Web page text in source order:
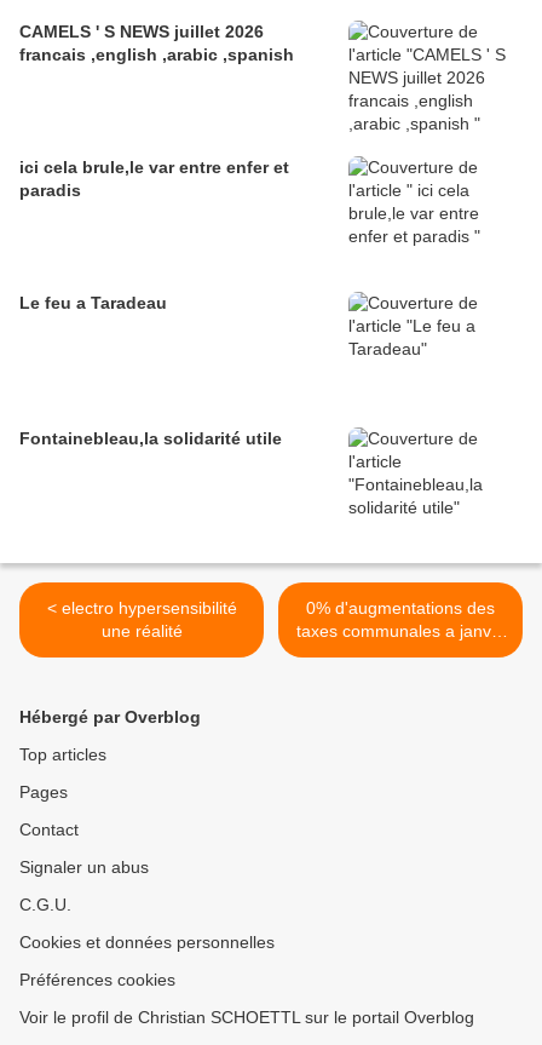
CAMELS ' S NEWS juillet 2026
francais ,english ,arabic ,spanish
ici cela brule,le var entre enfer et
paradis
Le feu a Taradeau
Fontainebleau,la solidarité utile
< electro hypersensibilité
une réalité
0% d'augmentations des
taxes communales a janvry
>
Hébergé par Overblog
Top articles
Pages
Contact
Signaler un abus
C.G.U.
Cookies et données personnelles
Préférences cookies
Voir le profil de Christian SCHOETTL sur le portail Overblog